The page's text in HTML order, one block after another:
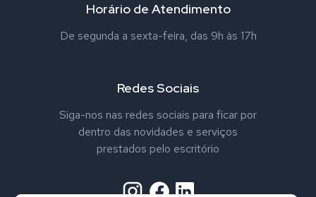
Horário de Atendimento
De segunda a sexta-feira, das 9h às 17h
Redes Sociais
Siga-nos nas redes sociais para ficar por
dentro das novidades e serviços
prestados pelo escritório